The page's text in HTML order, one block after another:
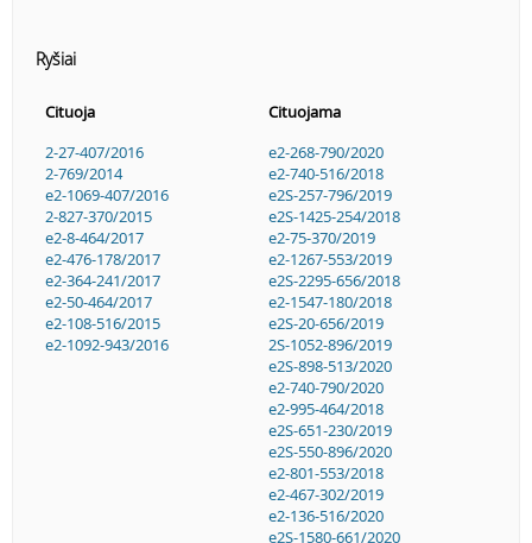
Ryšiai
Cituoja
Cituojama
2-27-407/2016
2-769/2014
e2-1069-407/2016
2-827-370/2015
e2-8-464/2017
e2-476-178/2017
e2-364-241/2017
e2-50-464/2017
e2-108-516/2015
e2-1092-943/2016
e2-268-790/2020
e2-740-516/2018
e2S-257-796/2019
e2S-1425-254/2018
e2-75-370/2019
e2-1267-553/2019
e2S-2295-656/2018
e2-1547-180/2018
e2S-20-656/2019
2S-1052-896/2019
e2S-898-513/2020
e2-740-790/2020
e2-995-464/2018
e2S-651-230/2019
e2S-550-896/2020
e2-801-553/2018
e2-467-302/2019
e2-136-516/2020
e2S-1580-661/2020